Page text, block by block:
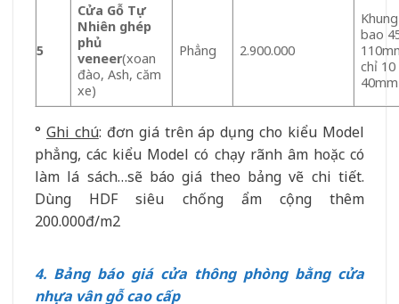
5
Cửa Gỗ Tự
Nhiên ghép
phủ
veneer(xoan
đào, Ash, căm
xe)
Phẳng 2.900.000
Khung
bao
chỉ 10
40mm
° Ghi chú: đơn giá trên áp dụng cho kiểu Model
phẳng, các kiểu Model có chạy rãnh âm hoặc có
làm lá sách…sẽ báo giá theo bảng vẽ chi tiết.
Dùng HDF siêu chống ẩm cộng thêm
200.000đ/m2
4. Bảng báo giá cửa thông phòng bằng cửa
nhựa vân gỗ cao cấp